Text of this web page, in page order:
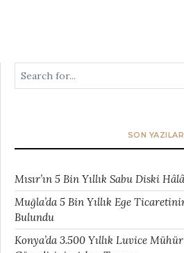
SON YAZILAR
Mısır’ın 5 Bin Yıllık Sabu Diski
Muğla’da 5 Bin Yıllık Ege
Bulundu
Konya’da 3.500 Yıllık Luvice